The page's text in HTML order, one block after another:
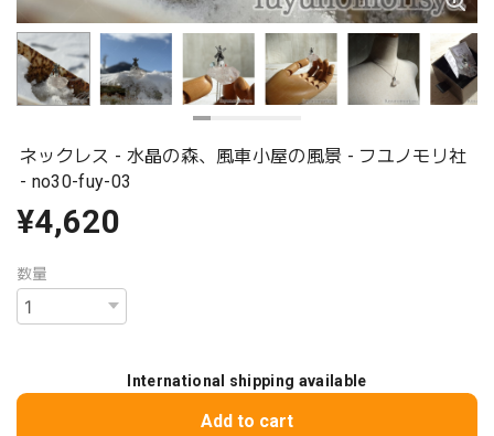
ネックレス - 水晶の森、風車小屋の風景 - フユノモリ社
- no30-fuy-03
¥4,620
数量
International shipping available
Add to cart